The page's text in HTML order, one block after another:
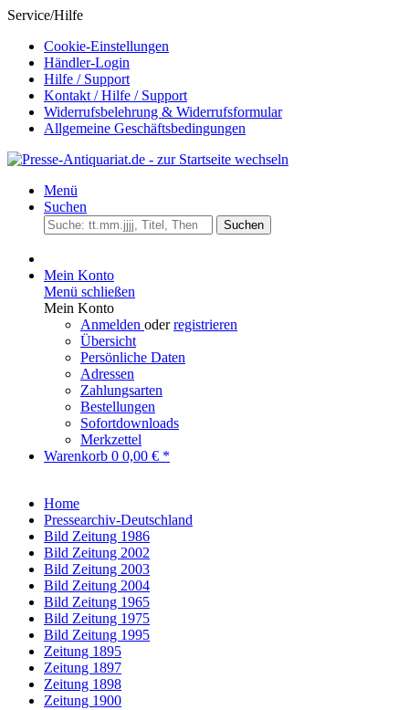
Service/Hilfe
Cookie-Einstellungen
Händler-Login
Hilfe / Support
Kontakt / Hilfe / Support
Widerrufsbelehrung & Widerrufsformular
Allgemeine Geschäftsbedingungen
Menü
Suchen
Suchen
Mein Konto
Menü schließen
Mein Konto
Anmelden oderregistrieren
Übersicht
Persönliche Daten
Adressen
Zahlungsarten
Bestellungen
Sofortdownloads
Merkzettel
Warenkorb 0 0,00 € *
Home
Pressearchiv-Deutschland
Bild Zeitung 1986
Bild Zeitung 2002
Bild Zeitung 2003
Bild Zeitung 2004
Bild Zeitung 1965
Bild Zeitung 1975
Bild Zeitung 1995
Zeitung 1895
Zeitung 1897
Zeitung 1898
Zeitung 1900